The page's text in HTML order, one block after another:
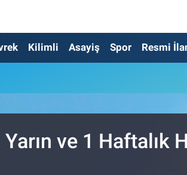
Kilimli Asayiş Spor Resmi
ve 1 Haftalık